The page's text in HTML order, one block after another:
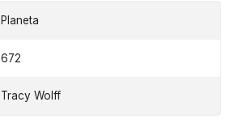
Planeta
672
Tracy Wolff